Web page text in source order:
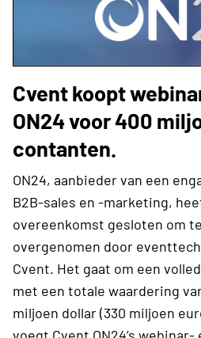
Cvent koopt
ON24 voor 400
contanten.​
ON24, aanbieder van een
B2B-sales en -marketing,
overeenkomst gesloten om
overgenomen door
Cvent. Het gaat om een
met een totale waardering
miljoen dollar (330 miljoen